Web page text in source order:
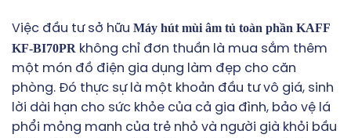
Việc đầu tư sở hữu Máy hút mùi âm tủ toàn phần KAFF
KF-BI70PR không chỉ đơn thuần là mua sắm thêm
một món đồ điện gia dụng làm đẹp cho căn
phòng. Đó thực sự là một khoản đầu tư vô giá, sinh
lời dài hạn cho sức khỏe của cả gia đình, bảo vệ lá
phổi mỏng manh của trẻ nhỏ và người già khỏi bầu